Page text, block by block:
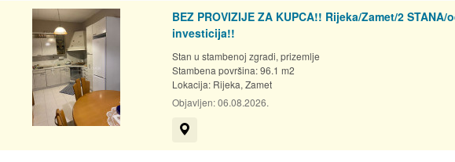
BEZ PROVIZIJE ZA KUPCA!! Rijeka/Zamet/2 STANA/
investicija!!
Stan u stambenoj zgradi, prizemlje
Stambena površina: 96.1 m2
Lokacija: Rijeka, Zamet
Objavljen:06.08.2026.